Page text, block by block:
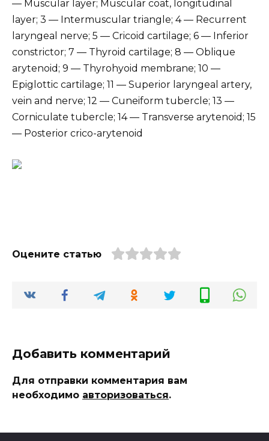
— Muscular layer; Muscular coat, longitudinal
layer; 3 — Intermuscular triangle; 4 — Recurrent
laryngeal nerve; 5 — Cricoid cartilage; 6 — Inferior
constrictor; 7 — Thyroid cartilage; 8 — Oblique
arytenoid; 9 — Thyrohyoid membrane; 10 —
Epiglottic cartilage; 11 — Superior laryngeal artery,
vein and nerve; 12 — Cuneiform tubercle; 13 —
Corniculate tubercle; 14 — Transverse arytenoid; 15
— Posterior crico-arytenoid
Оцените статью
Добавить комментарий
Для отправки комментария вам
необходимо авторизоваться.